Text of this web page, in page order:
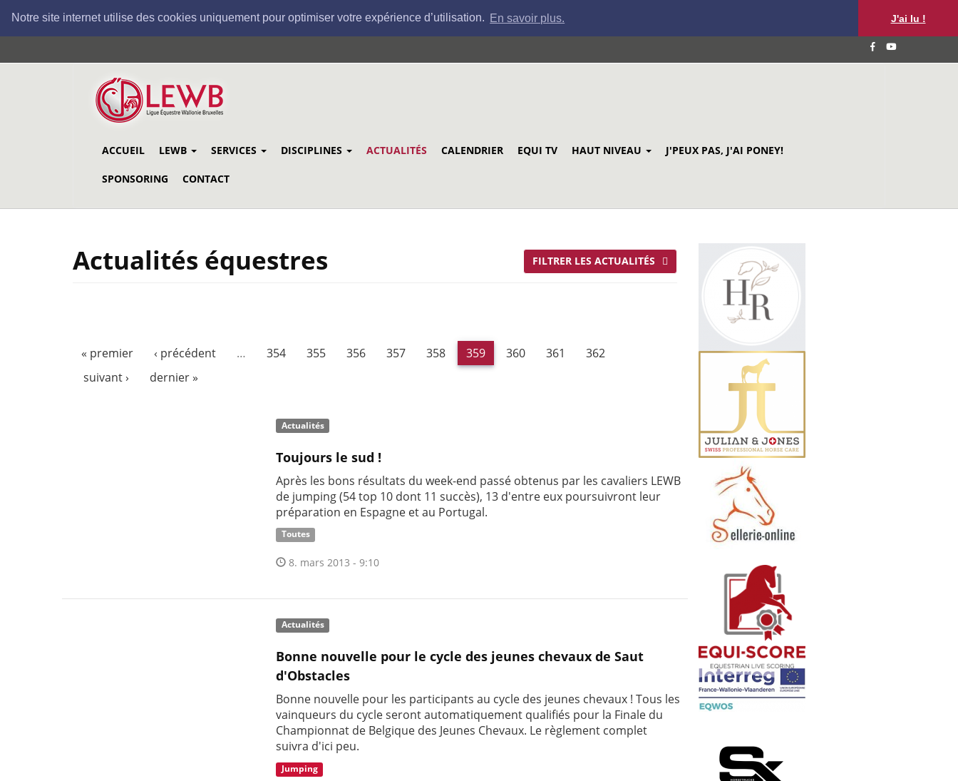
Notre site internet utilise des cookies uniquement pour optimiser votre expérience d’utilisation. En savoir plus. J'ai lu !
au
ACCUEIL LEWB SERVICES DISCIPLINES ACTUALITÉS CALENDRIER EQUI TV HAUT NIVEAU J'PEUX PAS, J'AI PONEY!
SPONSORING CONTACT
Actualités équestres FILTRER LES ACTUALITÉS
« premier ‹ précédent … 354 355 356 357 358 359 360 361
362
suivant ›
dernier »
Actualités
Toujours le sud !
Après les bons résultats du week-end passé obtenus par les cavaliers LEWB
de jumping (54 top 10 dont 11 succès), 13 d'entre eux poursuivront leur
préparation en Espagne et au Portugal.
Toutes
8. mars 2013 - 9:10
Actualités
Bonne nouvelle pour le cycle des jeunes chevaux de Saut
d'Obstacles
Bonne nouvelle pour les participants au cycle des jeunes chevaux ! Tous les
vainqueurs du cycle seront automatiquement qualifiés pour la Finale du
Championnat de Belgique des Jeunes Chevaux. Le règlement complet
suivra d'ici peu.
Jumping